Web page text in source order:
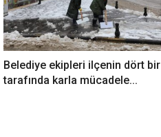
Belediye ekipleri ilçenin dört bir
tarafında karla mücadele...